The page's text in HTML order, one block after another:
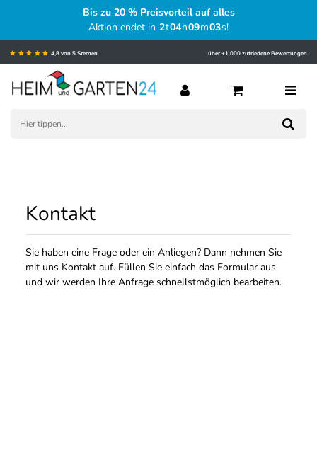
Bis zu 20 % Preisvorteil auf alles
Aktion endet in 2t04h09m03s!
4,8 von 5 Sternen über +1.000 zufriedene Bewertungen
Kontakt
Sie haben eine Frage oder ein Anliegen? Dann nehmen Sie
mit uns Kontakt auf. Füllen Sie einfach das Formular aus
und wir werden Ihre Anfrage schnellstmöglich bearbeiten.